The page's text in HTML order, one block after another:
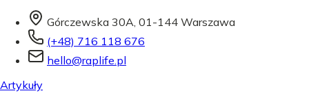
Górczewska 30A, 01-144 Warszawa
(+48) 716 118 676
hello@raplife.pl
Artykuły